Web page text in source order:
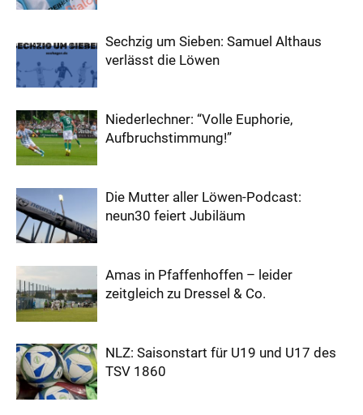
Sechzig um Sieben: Samuel Althaus
verlässt die Löwen
Niederlechner: “Volle Euphorie,
Aufbruchstimmung!”
Die Mutter aller Löwen-Podcast:
neun30 feiert Jubiläum
Amas in Pfaffenhoffen – leider
zeitgleich zu Dressel & Co.
NLZ: Saisonstart für U19 und U17 des
TSV 1860